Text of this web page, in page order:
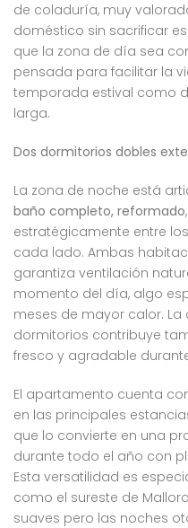
de coladuría, muy
doméstico sin sacrificar
que la zona de día sea
pensada para facilitar la
temporada estival como
larga.
Dos dormitorios dobles
La zona de noche está
baño completo, reformado
estratégicamente entre
cada lado. Ambas
garantiza ventilación
momento del día, algo
meses de mayor calor. La
dormitorios contribuye
fresco y agradable
El apartamento cuenta
en las principales
que lo convierte en una
durante todo el año con
Esta versatilidad es
como el sureste de
suaves pero las noches